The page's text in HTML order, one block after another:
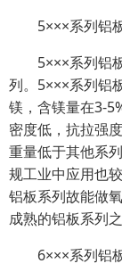
5×××系列铝
5×××系列铝板
列。5×××系列铝
镁，含镁量在3-
密度低，抗拉强
重量低于其他系
规工业中应用也
铝板系列故能做
成熟的铝板系列之
6×××系列铝